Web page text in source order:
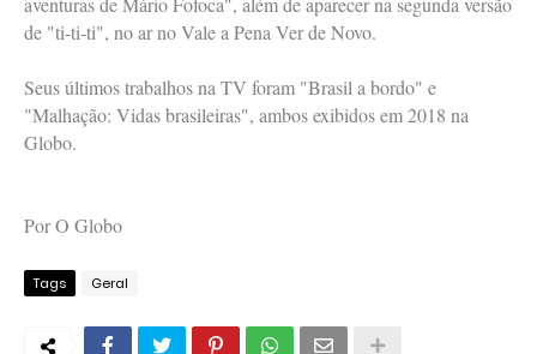
de "ti-ti-ti", no ar no Vale a Pena Ver de Novo.
Seus últimos trabalhos na TV foram "Brasil a bordo" e
"Malhação: Vidas brasileiras", ambos exibidos em 2018 na
Globo.
Por O Globo
Tags Geral